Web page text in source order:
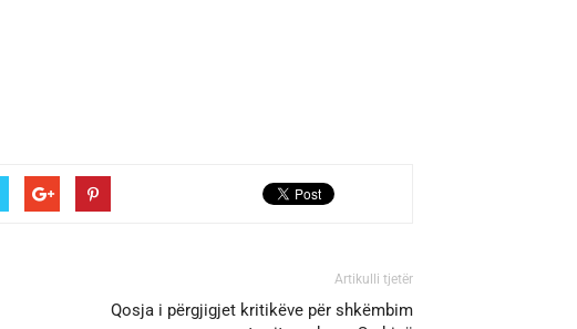
Artikulli tjetër
Qosja i përgjigjet kritikëve për shkëmbim